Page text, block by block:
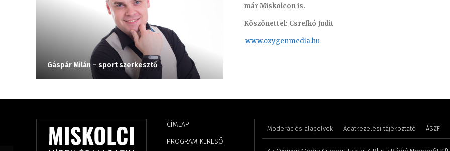
Gáspár Milán – sport szerkesztő
már Miskolcon is.
Köszönettel: Csrefkó Judit
www.oxygenmedia.hu
CÍMLAP
PROGRAM KERESŐ
Moderációs alapelvek Adatkezelési tájékoztató ÁSZF